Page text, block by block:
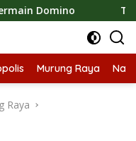
Tekan
Murung Raya
Raya